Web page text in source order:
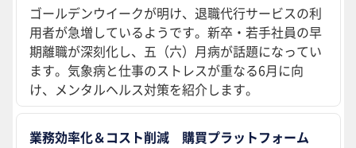
ゴールデンウイークが明け、退職代行サービスの利
用者が急増しているようです。新卒・若手社員の早
期離職が深刻化し、五（六）月病が話題になってい
ます。気象病と仕事のストレスが重なる6月に向
け、メンタルヘルス対策を紹介します。
業務効率化＆コスト削減 購買プラットフォーム